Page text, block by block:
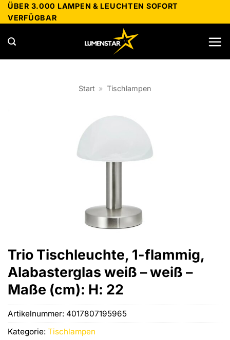
Zum
Inhalt
springen
ÜBER 3.000 LAMPEN & LEUCHTEN SOFORT
VERFÜGBAR
Start » Tischlampen
Trio Tischleuchte, 1-flammig,
Alabasterglas weiß – weiß –
Maße (cm): H: 22
Artikelnummer: 4017807195965
Kategorie: Tischlampen